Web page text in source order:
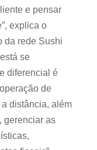
e pensar
explica o
da rede Sushi
se
diferencial é
de
distância, além
gerenciar as